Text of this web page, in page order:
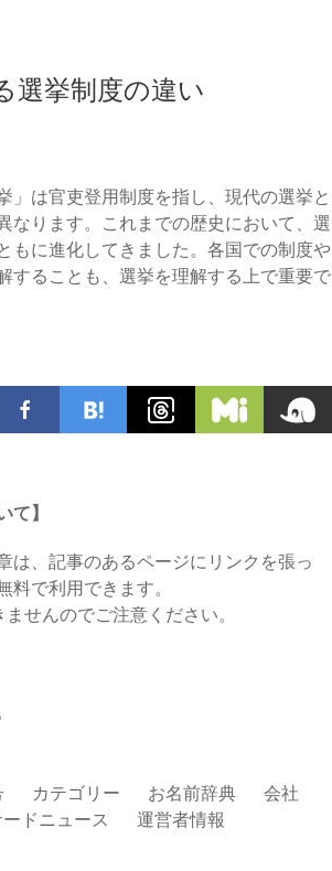
選挙制度の違い
」は官吏登用制度を指し、現代の選挙と
なります。これまでの歴史において、選
もに進化してきました。各国での制度や
することも、選挙を理解する上で重要で
て】
は、記事のあるページにリンクを張っ
料で利用できます。
せんのでご注意ください。
カテゴリー お名前辞典
会社
ドニュース 運営者情報